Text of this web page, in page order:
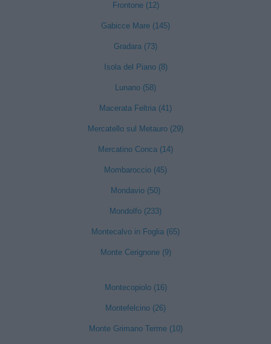
Frontone (12)
Gabicce Mare (145)
Gradara (73)
Isola del Piano (8)
Lunano (58)
Macerata Feltria (41)
Mercatello sul Metauro (29)
Mercatino Conca (14)
Mombaroccio (45)
Mondavio (50)
Mondolfo (233)
Montecalvo in Foglia (65)
Monte Cerignone (9)
Montecopiolo (16)
Montefelcino (26)
Monte Grimano Terme (10)